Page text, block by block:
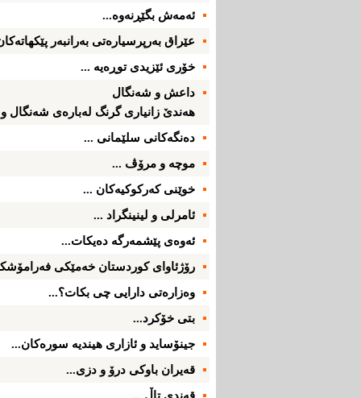
ئه‌مه‌ش بگێڕنه‌وه‌...
عێراق به‌رپرسیاره‌تی‌ به‌رانبه‌ر
خۆری‌ ئێزیدی‌ توڕه‌یه‌ ...
داعش و شه‌نگال
هه‌ندێ‌ زانیاری‌ گرنگ له‌باره‌ی‌ شه‌نگال و
ده‌نگه‌كانی‌ سلێمانی‌ ...
موچه‌ و مرۆڤ ...
خوێنی‌ كه‌ركوكیه‌كان ...
ئامرلی‌ و لینینگراد ...
ئه‌وه‌ی‌ پێشمه‌رگه‌ ده‌یكات...
رۆژئاوای‌ كوردستان خه‌مێكی‌
وه‌زاره‌تی‌ دارایی‌ چی‌ بكات؟...
بتی‌ خۆكرد...
جینۆساید و ئازاری‌ هیندیه‌ سوره‌كان...
قه‌یران باوكی‌ درۆ و دزی‌...